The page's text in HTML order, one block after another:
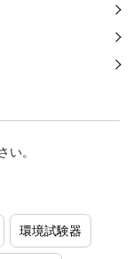
。
環境試験器